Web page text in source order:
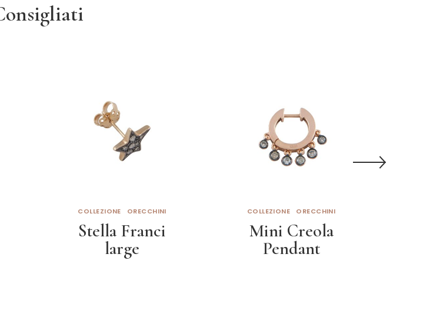
COLLEZIONE ORECCHINI
Stella Franci
large
COLLEZIONE ORECCHINI
Mini Creola
Pendant